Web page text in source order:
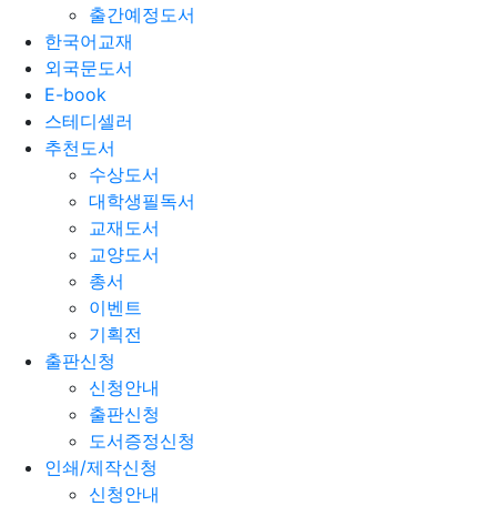
출간예정도서
한국어교재
외국문도서
E-book
스테디셀러
추천도서
수상도서
대학생필독서
교재도서
교양도서
총서
이벤트
기획전
출판신청
신청안내
출판신청
도서증정신청
인쇄/제작신청
신청안내